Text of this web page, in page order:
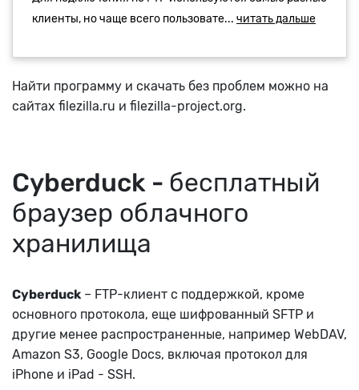
Найти программу и скачать без проблем можно на
сайтах filezilla.ru и filezilla-project.org.
Cyberduck - бесплатный
браузер облачного
хранилища
Cyberduck– FTP-клиент с поддержкой, кроме
основного протокола, еще шифрованный SFTP и
другие менее распространенные, например WebDAV,
Amazon S3, Google Docs, включая протокол для
iPhone и iPad - SSH.